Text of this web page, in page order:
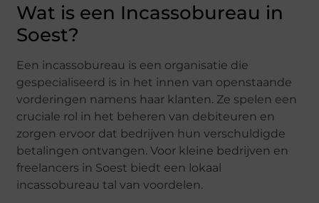
Wat is een Incassobureau in
Soest?
Een incassobureau is een organisatie die
gespecialiseerd is in het innen van openstaande
vorderingen namens haar klanten. Ze spelen een
cruciale rol in het beheren van debiteuren en
zorgen ervoor dat bedrijven hun verschuldigde
betalingen ontvangen. Voor kleine bedrijven en
freelancers in Soest biedt een lokaal
incassobureau tal van voordelen.